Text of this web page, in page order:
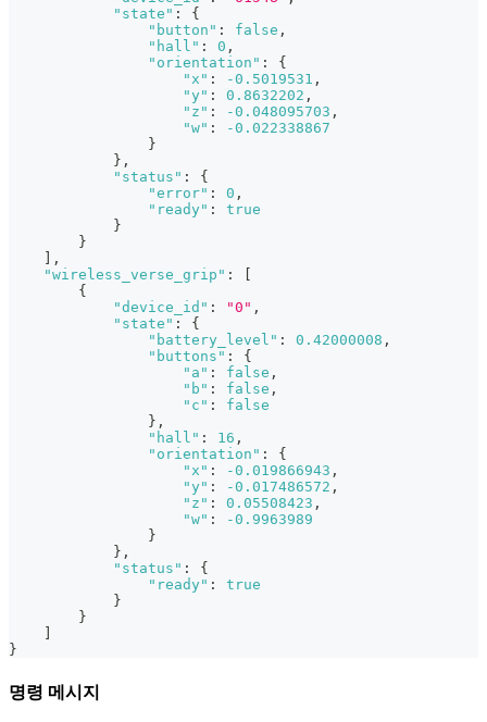
"state" :
{
"button" : false ,
"hall" : 0 ,
"orientation" :
{
"x" : -0.5019531 ,
"y" : 0.8632202 ,
"z" : -0.048095703 ,
"w" :
-0.022338867
}
} ,
"status" :
{
"error" : 0 ,
"ready" :
true
}
}
,
"wireless_verse_grip" :
{
"device_id" : "0" ,
"state" :
{
"battery_level" : 0.42000008 ,
"buttons" :
{
"a" : false ,
"b" : false ,
"c" :
false
} ,
"hall" : 16 ,
"orientation" :
{
"x" : -0.019866943 ,
"y" : -0.017486572 ,
"z" : 0.05508423 ,
"w" :
-0.9963989
}
} ,
"status" :
{
"ready" :
true
}
}
}
명령 메시지